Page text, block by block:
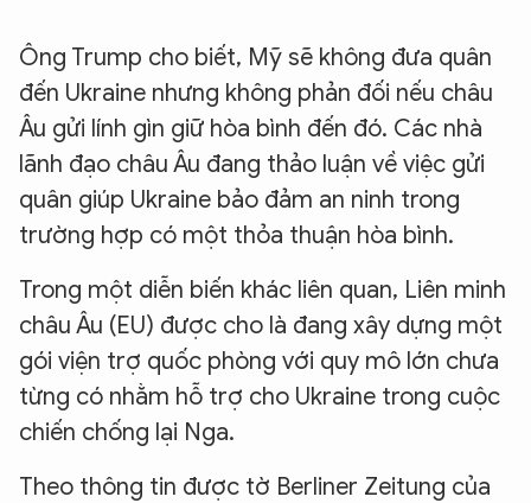
Ông Trump cho biết, Mỹ sẽ không đưa quân
đến Ukraine nhưng không phản đối nếu châu
Âu gửi lính gìn giữ hòa bình đến đó. Các nhà
lãnh đạo châu Âu đang thảo luận về việc gửi
quân giúp Ukraine bảo đảm an ninh trong
trường hợp có một thỏa thuận hòa bình.
Trong một diễn biến khác liên quan, Liên minh
châu Âu (EU) được cho là đang xây dựng một
gói viện trợ quốc phòng với quy mô lớn chưa
từng có nhằm hỗ trợ cho Ukraine trong cuộc
chiến chống lại Nga.
Theo thông tin được tờ Berliner Zeitung của